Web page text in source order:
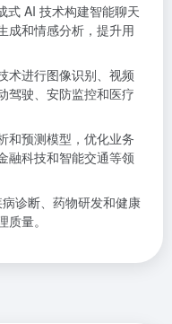
式 AI 技术构建智能聊天
成和情感分析，提升用
术进行图像识别、视频
驾驶、安防监控和医疗
和预测模型，优化业务
融科技和智能交通等领
诊断、药物研发和健康
量。